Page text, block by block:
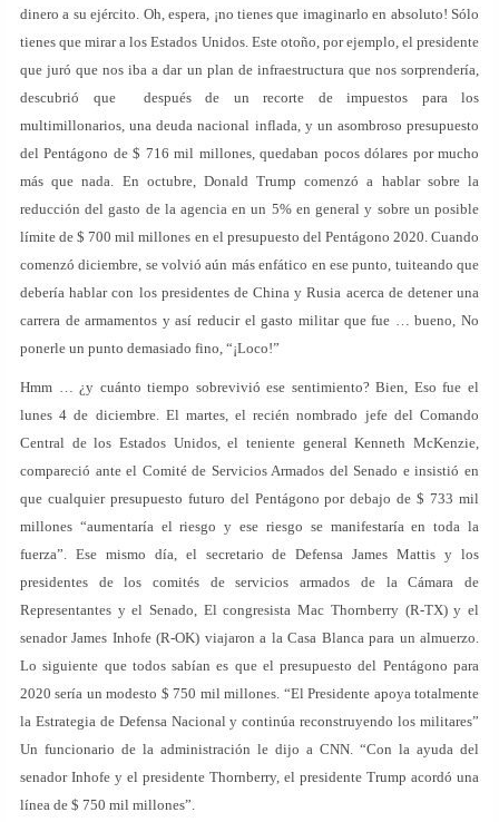
dinero a su ejército. Oh, espera, ¡no tienes que imaginarlo en absoluto! Sólo
tienes que mirar a los Estados Unidos. Este otoño, por ejemplo, el presidente
que juró que nos iba a dar un plan de infraestructura que nos sorprendería,
descubrió que después de un recorte de impuestos para los
multimillonarios, una deuda nacional inflada, y un asombroso presupuesto
del Pentágono de $ 716 mil millones, quedaban pocos dólares por mucho
más que nada. En octubre, Donald Trump comenzó a hablar sobre la
reducción del gasto de la agencia en un 5% en general y sobre un posible
límite de $ 700 mil millones en el presupuesto del Pentágono 2020. Cuando
comenzó diciembre, se volvió aún más enfático en ese punto, tuiteando que
debería hablar con los presidentes de China y Rusia acerca de detener una
carrera de armamentos y así reducir el gasto militar que fue … bueno, No
ponerle un punto demasiado fino, “¡Loco!”
Hmm … ¿y cuánto tiempo sobrevivió ese sentimiento? Bien, Eso fue el
lunes 4 de diciembre. El martes, el recién nombrado jefe del Comando
Central de los Estados Unidos, el teniente general Kenneth McKenzie,
compareció ante el Comité de Servicios Armados del Senado e insistió en
que cualquier presupuesto futuro del Pentágono por debajo de $ 733 mil
millones “aumentaría el riesgo y ese riesgo se manifestaría en toda la
fuerza”. Ese mismo día, el secretario de Defensa James Mattis y los
presidentes de los comités de servicios armados de la Cámara de
Representantes y el Senado, El congresista Mac Thornberry (R-TX) y el
senador James Inhofe (R-OK) viajaron a la Casa Blanca para un almuerzo.
Lo siguiente que todos sabían es que el presupuesto del Pentágono para
2020 sería un modesto $ 750 mil millones. “El Presidente apoya totalmente
la Estrategia de Defensa Nacional y continúa reconstruyendo los militares”
Un funcionario de la administración le dijo a CNN. “Con la ayuda del
senador Inhofe y el presidente Thornberry, el presidente Trump acordó una
línea de $ 750 mil millones”.